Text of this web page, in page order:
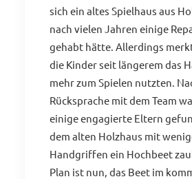
sich ein altes Spielhaus aus
nach vielen Jahren einige
gehabt hätte. Allerdings
die Kinder seit längerem das
mehr zum Spielen nutzten.
Rücksprache mit dem Team
einige engagierte Eltern
dem alten Holzhaus mit
Handgriffen ein Hochbeet
Plan ist nun, das Beet im